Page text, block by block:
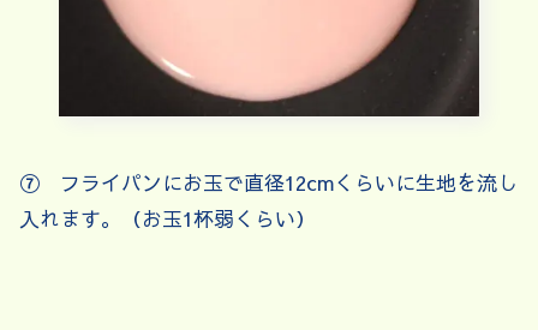
⑦ フライパンにお玉で直径12cmくらいに生地を流し
入れます。（お玉1杯弱くらい）